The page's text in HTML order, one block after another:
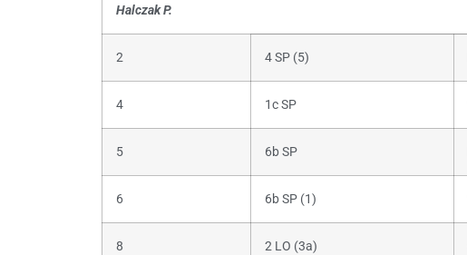
Halczak P.
2 4 SP (5)
4 1c SP
5 6b SP
6 6b SP (1)
8 2 LO (3a)